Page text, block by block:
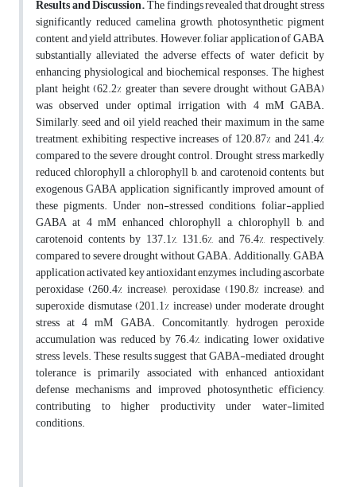
Results and Discussion.The findings revealed that drought stress
significantly reduced camelina growth, photosynthetic pigment
content, and yield attributes. However, foliar application of GABA
substantially alleviated the adverse effects of water deficit by
enhancing physiological and biochemical responses. The highest
plant height (62.2% greater than severe drought without GABA)
was observed under optimal irrigation with 4 mM GABA.
Similarly, seed and oil yield reached their maximum in the same
treatment, exhibiting respective increases of 120.87% and 241.4%
compared to the severe drought control. Drought stress markedly
reduced chlorophyll a, chlorophyll b, and carotenoid contents, but
exogenous GABA application significantly improved amount of
these pigments. Under non-stressed conditions, foliar-applied
GABA at 4 mM enhanced chlorophyll a, chlorophyll b, and
carotenoid contents by 137.1%, 131.6%, and 76.4%, respectively,
compared to severe drought without GABA. Additionally, GABA
application activated key antioxidant enzymes, including ascorbate
peroxidase (260.4% increase), peroxidase (190.8% increase), and
superoxide dismutase (201.1% increase) under moderate drought
stress at 4 mM GABA. Concomitantly, hydrogen peroxide
accumulation was reduced by 76.4%, indicating lower oxidative
stress levels. These results suggest that GABA-mediated drought
tolerance is primarily associated with enhanced antioxidant
defense mechanisms and improved photosynthetic efficiency,
contributing to higher productivity under water-limited
conditions.